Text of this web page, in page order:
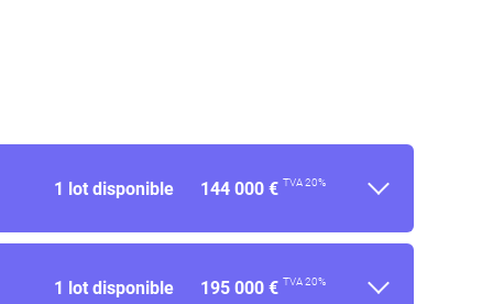
1 lot disponible 144 000 € TVA 20%
1 lot disponible 195 000 € TVA 20%